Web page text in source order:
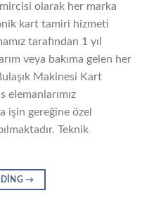
olarak her marka
kart tamiri hizmeti
tarafından 1 yıl
veya bakıma gelen her
Makinesi Kart
işin gereğine özel
Teknik
→